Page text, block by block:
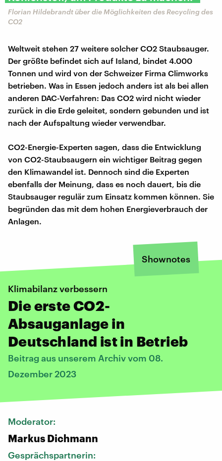
Florian Hildebrandt über die Möglichkeiten des Recycling des
CO2
Weltweit stehen 27 weitere solcher CO2 Staubsauger.
Der größte befindet sich auf Island, bindet 4.000
Tonnen und wird von der Schweizer Firma Climworks
betrieben. Was in Essen jedoch anders ist als bei allen
anderen DAC-Verfahren: Das CO2 wird nicht wieder
zurück in die Erde geleitet, sondern gebunden und ist
nach der Aufspaltung wieder verwendbar.
CO2-Energie-Experten sagen, dass die Entwicklung
von CO2-Staubsaugern ein wichtiger Beitrag gegen
den Klimawandel ist. Dennoch sind die Experten
ebenfalls der Meinung, dass es noch dauert, bis die
Staubsauger regulär zum Einsatz kommen können. Sie
begründen das mit dem hohen Energieverbrauch der
Anlagen.
Shownotes
Klimabilanz verbessern
Die erste CO2-
Absauganlage in
Deutschland ist in Betrieb
Beitrag aus unserem Archiv vom 08.
Dezember 2023
Moderator:
Markus Dichmann
Gesprächspartnerin: